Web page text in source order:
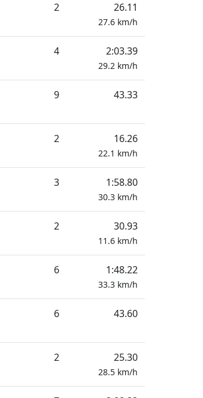
2 26.11
27.6 km/h
4 2:03.39
29.2 km/h
9 43.33
2 16.26
22.1 km/h
3 1:58.80
30.3 km/h
2 30.93
11.6 km/h
6 1:48.22
33.3 km/h
6 43.60
2 25.30
28.5 km/h